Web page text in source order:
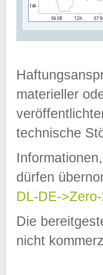
materieller
technische
dürfen
DL-DE-
Die
nicht